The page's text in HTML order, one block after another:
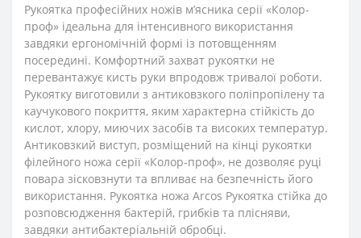
Рукоятка професійних ножів м’ясника серії «Колор-
проф» ідеальна для інтенсивного використання
завдяки ергономічній формі із потовщенням
посередині. Комфортний захват рукоятки не
перевантажує кисть руки впродовж тривалої роботи.
Рукоятку виготовили з антиковзкого поліпропілену та
каучукового покриття, яким характерна стійкість до
кислот, хлору, миючих засобів та високих температур.
Антиковзкий виступ, розміщений на кінці рукоятки
філейного ножа серії «Колор-проф», не дозволяє руці
повара зісковзнути та впливає на безпечність його
використання. Рукоятка ножа Аrcos Рукоятка стійка до
розповсюдження бактерій, грибків та плісняви,
завдяки антибактеріальній обробці.